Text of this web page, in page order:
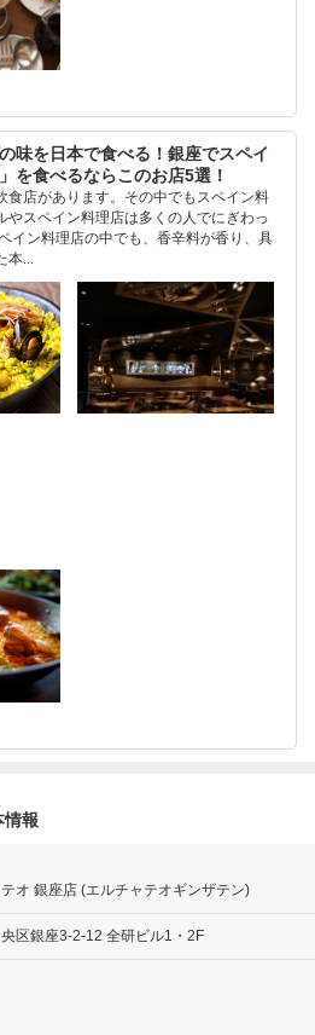
を日本で食べる！銀座でスペイ
を食べるならこのお店5選！
食店があります。その中でもスペイン料
やスペイン料理店は多くの人でにぎわっ
イン料理店の中でも、香辛料が香り、具
...
情報
オ 銀座店 (エルチャテオギンザテン)
区銀座3-2-12 全研ビル1・2F